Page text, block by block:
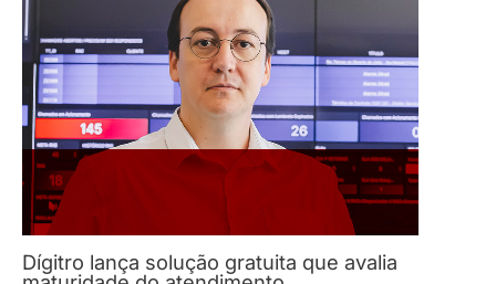
Dígitro lança solução gratuita que avalia